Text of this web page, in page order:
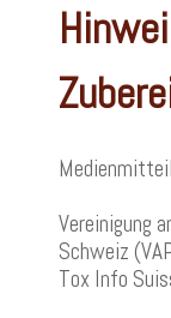
Vereinigung
Schweiz
Tox Info